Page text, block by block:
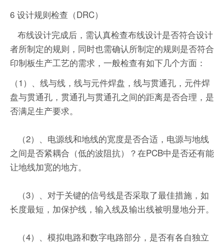
6 设计规则检查（DRC）
布线设计完成后，需认真检查布线设计是否符合设计
者所制定的规则，同时也需确认所制定的规则是否符合
印制板生产工艺的需求，一般检查有如下几个方面：
（1）、线与线，线与元件焊盘，线与贯通孔，元件焊
盘与贯通孔，贯通孔与贯通孔之间的距离是否合理，是
否满足生产要求。
（2）、电源线和地线的宽度是否合适，电源与地线
之间是否紧耦合（低的波阻抗）？在PCB中是否还有能
让地线加宽的地方。
（3）、对于关键的信号线是否采取了最佳措施，如
长度最短，加保护线，输入线及输出线被明显地分开。
（4）、模拟电路和数字电路部分，是否有各自独立